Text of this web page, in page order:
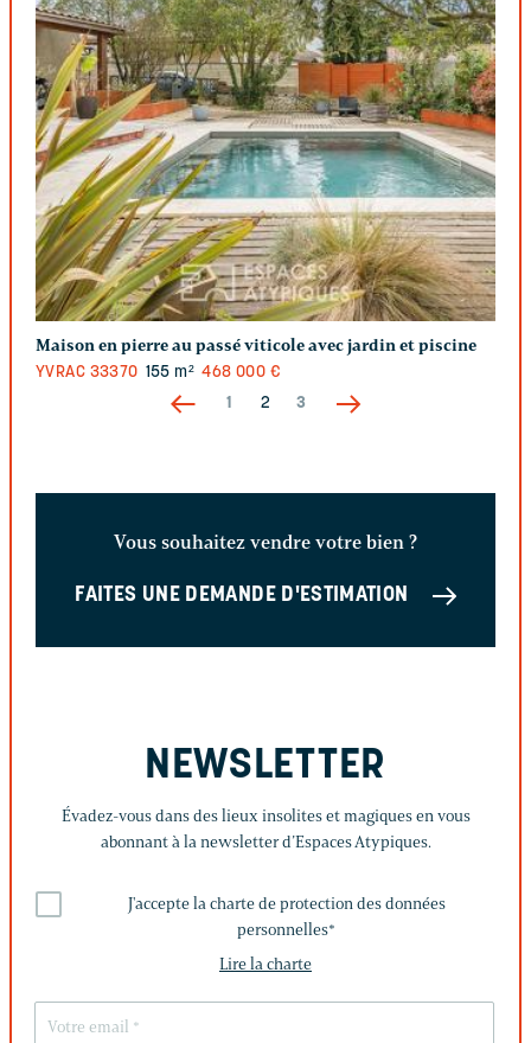
Maison en pierre au passé viticole avec jardin et piscine
YVRAC 33370 155 m² 468 000 €
1
2 3
Vous souhaitez vendre votre bien ?
FAITES UNE DEMANDE D'ESTIMATION
NEWSLETTER
Évadez-vous dans des lieux insolites et magiques en vous
abonnant à la newsletter d’Espaces Atypiques.
J'accepte la charte de protection des données
personnelles*
Lire la charte